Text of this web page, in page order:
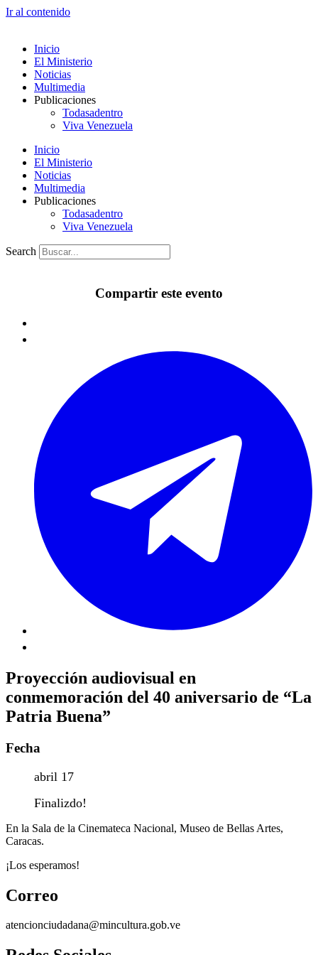
Ir al contenido
Inicio
El Ministerio
Noticias
Multimedia
Publicaciones
Todasadentro
Viva Venezuela
Inicio
El Ministerio
Noticias
Multimedia
Publicaciones
Todasadentro
Viva Venezuela
Search
Compartir este evento
Proyección audiovisual en
conmemoración del 40 aniversario de “La
Patria Buena”
Fecha
abril 17
Finalizdo!
En la Sala de la Cinemateca Nacional, Museo de Bellas Artes,
Caracas.
¡Los esperamos!
Correo
atencionciudadana@mincultura.gob.ve